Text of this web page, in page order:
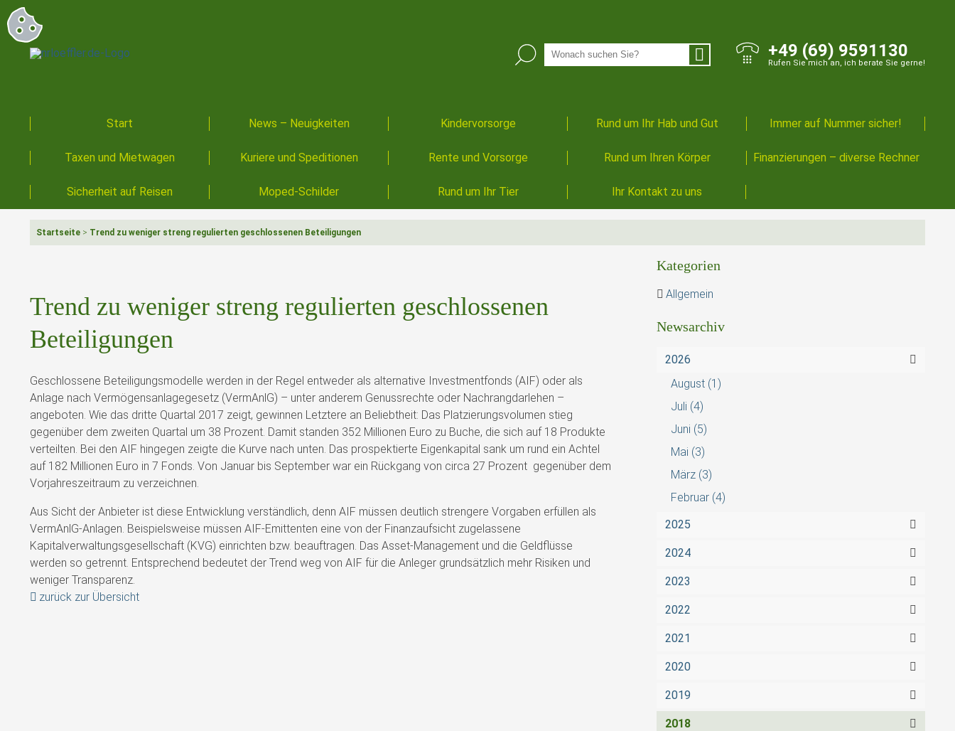
+49 (69) 9591130
Rufen Sie mich an, ich berate Sie gerne!
Start News – Neuigkeiten Kindervorsorge Rund um Ihr Hab und Gut Immer auf Nummer sicher!
Taxen und Mietwagen Kuriere und Speditionen Rente und Vorsorge Rund um Ihren Körper Finanzierungen – diverse Rechner
Sicherheit auf Reisen Moped-Schilder Rund um Ihr Tier Ihr Kontakt zu uns
Startseite > Trend zu weniger streng regulierten geschlossenen Beteiligungen
Trend zu weniger streng regulierten geschlossenen
Beteiligungen
Geschlossene Beteiligungsmodelle werden in der Regel entweder als alternative Investmentfonds (AIF) oder als
Anlage nach Vermögensanlagegesetz (VermAnlG) – unter anderem Genussrechte oder Nachrangdarlehen –
angeboten. Wie das dritte Quartal 2017 zeigt, gewinnen Letztere an Beliebtheit: Das Platzierungsvolumen stieg
gegenüber dem zweiten Quartal um 38 Prozent. Damit standen 352 Millionen Euro zu Buche, die sich auf 18 Produkte
verteilten. Bei den AIF hingegen zeigte die Kurve nach unten. Das prospektierte Eigenkapital sank um rund ein Achtel
auf 182 Millionen Euro in 7 Fonds. Von Januar bis September war ein Rückgang von circa 27 Prozent gegenüber dem
Vorjahreszeitraum zu verzeichnen.
Aus Sicht der Anbieter ist diese Entwicklung verständlich, denn AIF müssen deutlich strengere Vorgaben erfüllen als
VermAnlG-Anlagen. Beispielsweise müssen AIF-Emittenten eine von der Finanzaufsicht zugelassene
Kapitalverwaltungsgesellschaft (KVG) einrichten bzw. beauftragen. Das Asset-Management und die Geldflüsse
werden so getrennt. Entsprechend bedeutet der Trend weg von AIF für die Anleger grundsätzlich mehr Risiken und
weniger Transparenz.
zurück zur Übersicht
Kategorien
Allgemein
Newsarchiv
2026
August (1)
Juli (4)
Juni (5)
Mai (3)
März (3)
Februar (4)
2025
2024
2023
2022
2021
2020
2019
2018